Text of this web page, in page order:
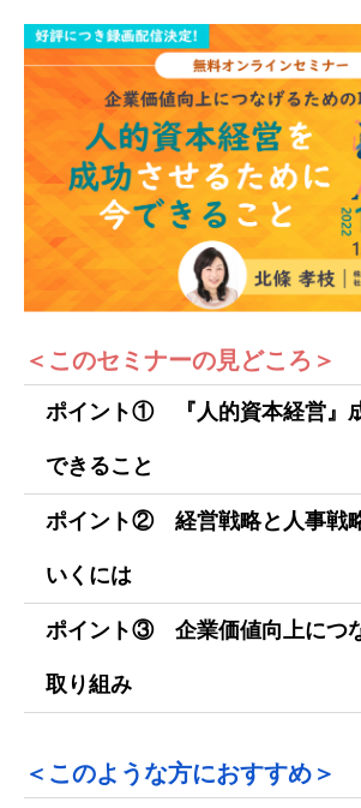
＜このセミナーの見どころ＞
ポイント① 『人的資本経営』
できること
ポイント② 経営戦略と人事戦
いくには
ポイント③ 企業価値向上につ
取り組み
＜このような方におすすめ＞